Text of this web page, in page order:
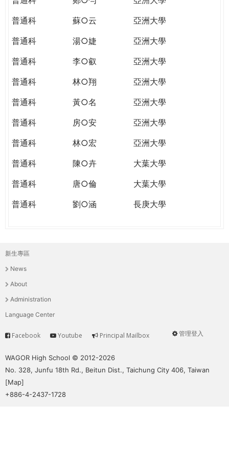
普通科
蘇○云
亞洲大學
普通科
湯○婕
亞洲大學
普通科
李○叡
亞洲大學
普通科
林○翔
亞洲大學
普通科
黃○名
亞洲大學
普通科
房○安
亞洲大學
普通科
林○宏
亞洲大學
普通科
陳○卉
大葉大學
普通科
唐○倫
大葉大學
普通科
劉○涵 長庚大學
主
選
單
新生專區
News
About
Administration
Language Center
User
管理登入
Service
Facebook Youtube Principal Mailbox
WAGOR High School © 2012-2026
No. 328, Junfu 18th Rd., Beitun Dist., Taichung City 406, Taiwan
[Map]
+886-4-2437-1728